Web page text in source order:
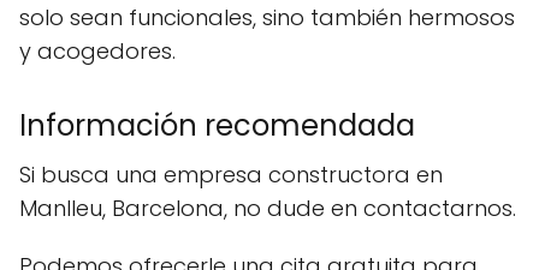
solo sean funcionales, sino también hermosos
y acogedores.
Información recomendada
Si busca una empresa constructora en
Manlleu, Barcelona, no dude en contactarnos.